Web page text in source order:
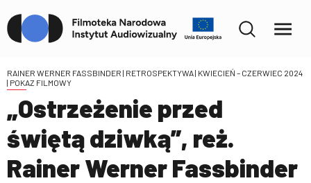
RAINER WERNER FASSBINDER | RETROSPEKTYWA | KWIECIEŃ – CZERWIEC 2024
| POKAZ FILMOWY
„Ostrzeżenie przed
świętą dziwką”, reż.
Rainer Werner Fassbinder